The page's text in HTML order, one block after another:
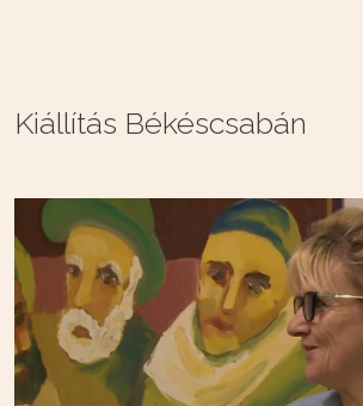
Kiállítás Békéscsabán